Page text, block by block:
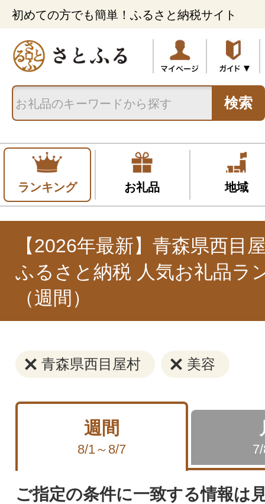
初めての方でも簡単！ふるさと納税サイト
検索
ランキング お礼品 地域
【2026年最新】青森県西目
ふるさと納税 人気お礼品ラ
（週間）
青森県西目屋村 美容
週間
8/1～8/7
ご指定の条件に一致する情報は